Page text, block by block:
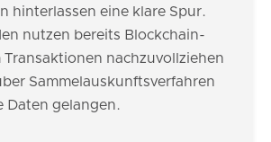
hinterlassen eine klare Spur.
nutzen bereits Blockchain-
Transaktionen nachzuvollziehen
Sammelauskunftsverfahren
Daten gelangen.